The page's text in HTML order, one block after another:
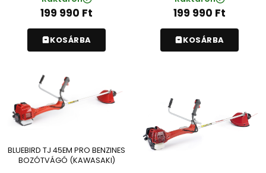
199 990 Ft
KOSÁRBA
199 990 Ft
KOSÁRBA
BLUEBIRD TJ 45EM PRO BENZINES
BOZÓTVÁGÓ (KAWASAKI)